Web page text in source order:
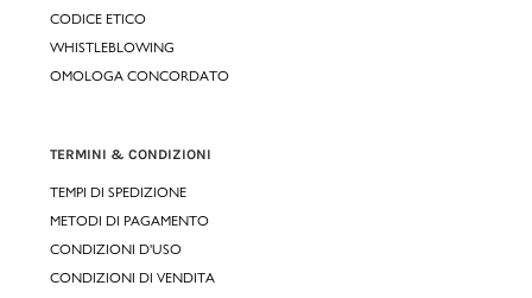
CODICE ETICO
WHISTLEBLOWING
OMOLOGA CONCORDATO
TERMINI & CONDIZIONI
TEMPI DI SPEDIZIONE
METODI DI PAGAMENTO
CONDIZIONI D'USO
CONDIZIONI DI VENDITA